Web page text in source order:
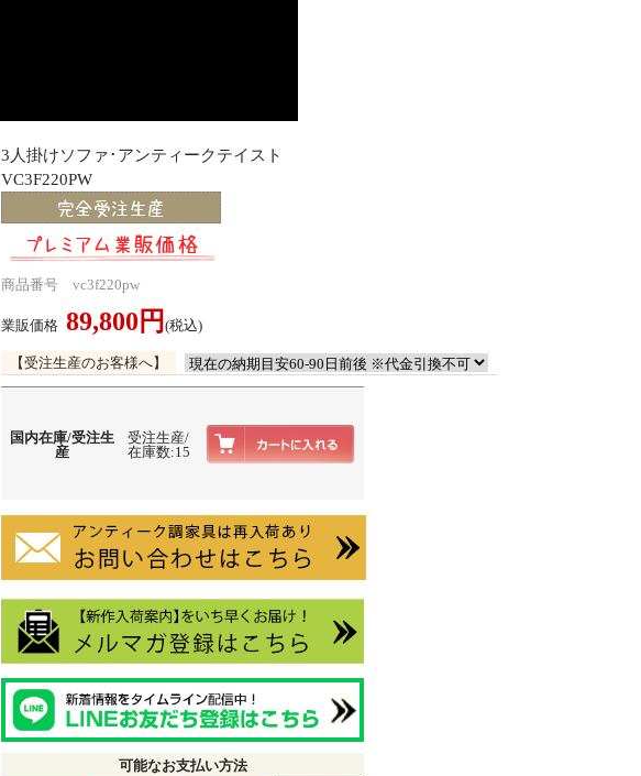
3人掛けソファ･アンティークテイスト
VC3F220PW
商品番号 vc3f220pw
業販価格 89,800円 (税込)
【受注生産のお客様へ】
国内在庫/受注生
産
受注生産/
在庫数:15
可能なお支払い方法